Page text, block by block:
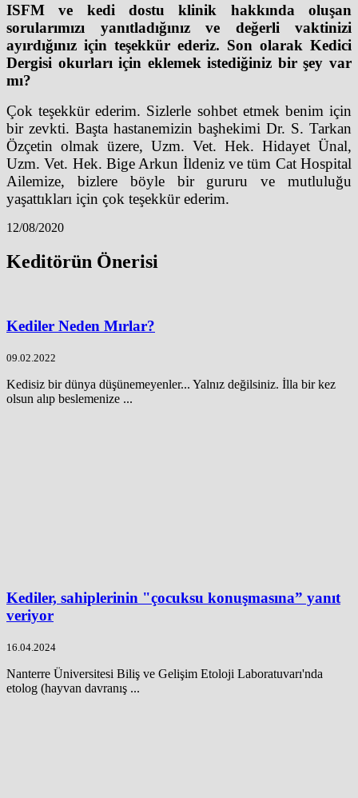
ISFM ve kedi dostu klinik hakkında oluşan
sorularımızı yanıtladığınız ve değerli vaktinizi
ayırdığınız için teşekkür ederiz. Son olarak Kedici
Dergisi okurları için eklemek istediğiniz bir şey var
mı?
Çok teşekkür ederim. Sizlerle sohbet etmek benim için
bir zevkti. Başta hastanemizin başhekimi Dr. S. Tarkan
Özçetin olmak üzere, Uzm. Vet. Hek. Hidayet Ünal,
Uzm. Vet. Hek. Bige Arkun İldeniz ve tüm Cat Hospital
Ailemize, bizlere böyle bir gururu ve mutluluğu
yaşattıkları için çok teşekkür ederim.
12/08/2020
Keditörün Önerisi
Kediler Neden Mırlar?
09.02.2022
Kedisiz bir dünya düşünemeyenler... Yalnız değilsiniz. İlla bir kez
olsun alıp beslemenize ...
Kediler, sahiplerinin "çocuksu konuşmasına” yanıt
veriyor
16.04.2024
Nanterre Üniversitesi Biliş ve Gelişim Etoloji Laboratuvarı'nda
etolog (hayvan davranış ...